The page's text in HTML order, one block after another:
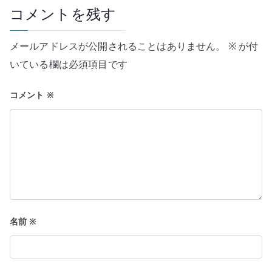
ゲ
ー
シ
ン
コメントを残す
メールアドレスが公開されることはありません。 ※が付
いている欄は必須項目です
コメント ※
名前※